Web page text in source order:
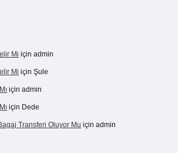
Mi için admin
Mi için Şule
için admin
için Dede
Transferi Oluyor Mu için admin